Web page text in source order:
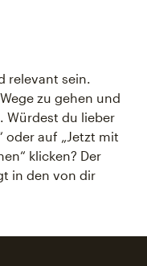
relevant sein.
zu gehen und
Würdest du lieber
oder auf „Jetzt mit
klicken? Der
in den von dir